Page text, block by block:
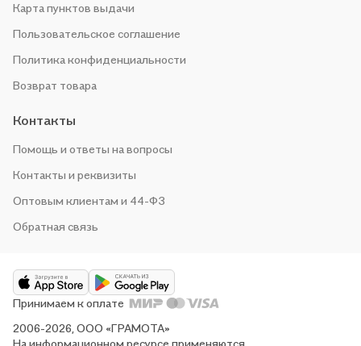
Карта пунктов выдачи
Пользовательское соглашение
Политика конфиденциальности
Возврат товара
Контакты
Помощь и ответы на вопросы
Контакты и реквизиты
Оптовым клиентам и 44-ФЗ
Обратная связь
2006-2026, ООО «ГРАМОТА»
На информационном ресурсе применяются
Принимаем к оплате